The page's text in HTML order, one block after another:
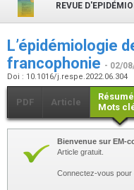
REVUE
L’épidémiologie
francophonie - 02/
Doi : 10.1016/j.respe.2022.06.304
PDF Article
Résumé
Mots
Bienvenue sur EM-
Article gratuit.
Connectez-vous pour